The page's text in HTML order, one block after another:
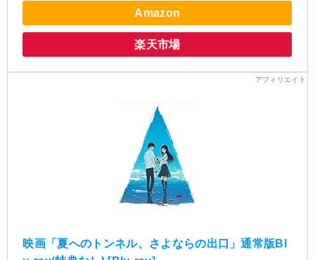
Amazon
楽天市場
映画「夏へのトンネル、さよならの出口」通常版Bl